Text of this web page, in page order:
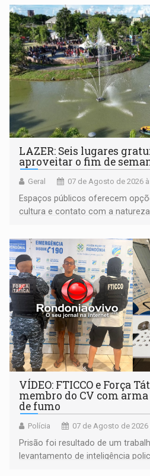
LAZER: Seis lugares
aproveitar o fim de
Geral 07 de Agosto de 2026
Espaços públicos oferecem
cultura e contato com a
VÍDEO: FTICCO e Força
membro do CV com
de fumo
Polícia 07 de Agosto de 2026
Prisão foi resultado de um
levantamento de inteligência